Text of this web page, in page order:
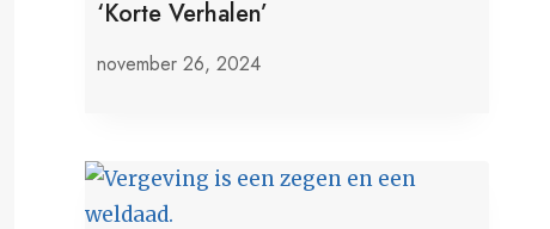
‘Korte Verhalen’
november 26, 2024